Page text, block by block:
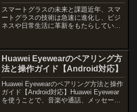
スマートグラスの未来と課題近年、スマ
ートグラスの技術は急速に進化し、ビジ
ネスや日常生活に革新をもたらしていま
効率化と生産性の向上を約束します。し
かし、その導入にはいくつ...
Huawei Eyewearのペアリング方
法と操作ガイド【Android対応】
Huawei Eyewearのペアリング方法と操作
ガイド【Android対応】Huawei Eyewear
を使うことで、音楽や通話、メッセージ